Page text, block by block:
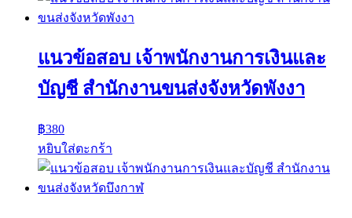
แนวข้อสอบ เจ้าพนักงานการเงินและ
บัญชี สำนักงานขนส่งจังหวัดพังงา
฿380
หยิบใส่ตะกร้า